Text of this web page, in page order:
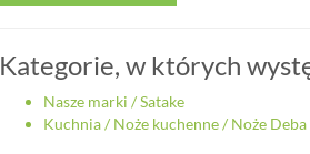
Kategorie, w których
Nasze marki /Satake
Kuchnia/ Noże kuchenne/ Noże Deba